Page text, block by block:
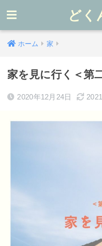
どく
ホーム 家
家を見に行く＜第
2020年12月24日